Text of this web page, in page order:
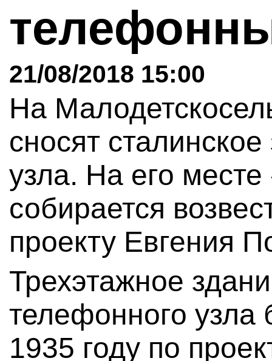
21/08/2018 15:00
На
сносят
узла. На его
собирается
проекту Евгения
Трехэтажное
телефонного узла
1935 году по